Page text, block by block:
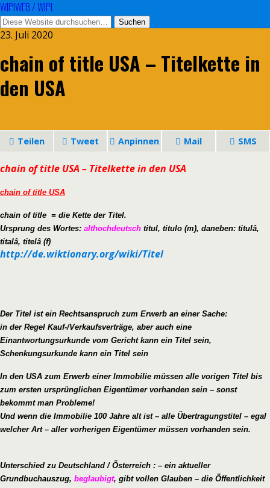
WIPIWEB / WIPI
23. Juli 2020
chain of title USA – Titelkette in
den USA
Teilen Tweet Anpinnen Mail SMS
chain of title USA – Titelkette in den USA
chain of title USA
chain of title = die Kette der Titel.
Ursprung des Wortes: althochdeutsch titul, titulo (m), daneben: titulâ,
titalâ, titelâ (f)
http://de.wiktionary.org/wiki/Titel
Der Titel ist ein Rechtsanspruch zum Erwerb an einer Sache:
in der Regel Kauf-/Verkaufsverträge, aber auch eine
Einantwortungsurkunde vom Gericht kann ein Titel sein,
Schenkungsurkunde kann ein Titel sein
In den USA zum Erwerb einer Immobilie müssen alle vorigen Titel bis
zum ersten ursprünglichen Eigentümer vorhanden sein – sonst
bekommt man Probleme!
Und wenn die Immobilie 100 Jahre alt ist – alle Übertragungstitel – egal
welcher Art – aller vorherigen Eigentümer müssen vorhanden sein.
Unterschied zu Deutschland / Österreich : – ein aktueller
Grundbuchauszug, beglaubigt, gibt vollen Glauben – die Öffentlichkeit